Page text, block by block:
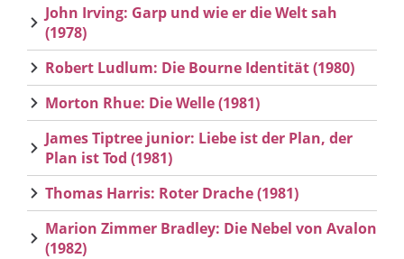
John Irving: Garp und wie er die Welt sah
(1978)
Robert Ludlum: Die Bourne Identität (1980)
Morton Rhue: Die Welle (1981)
James Tiptree junior: Liebe ist der Plan, der
Plan ist Tod (1981)
Thomas Harris: Roter Drache (1981)
Marion Zimmer Bradley: Die Nebel von Avalon
(1982)